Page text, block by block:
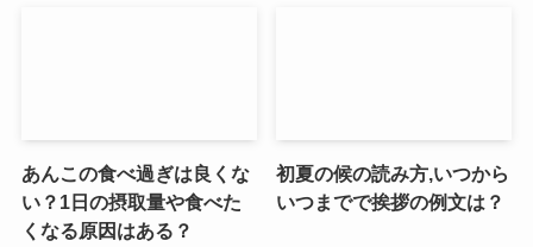
あんこの食べ過ぎは良くな
い？1日の摂取量や食べた
くなる原因はある？
初夏の候の読み方,いつから
いつまでで挨拶の例文は？